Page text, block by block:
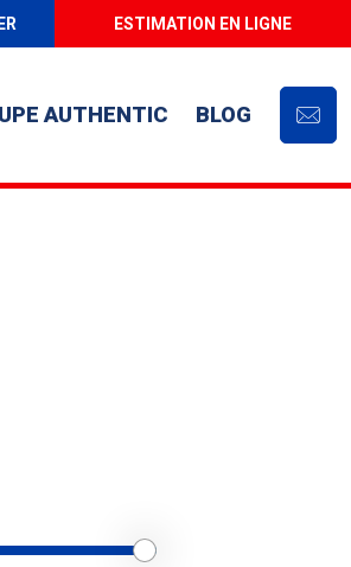
ESTIMATION EN LIGNE
AUTHENTIC BLOG